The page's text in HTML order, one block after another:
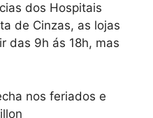
dos Hospitais
de Cinzas, as lojas
das 9h ás 18h, mas